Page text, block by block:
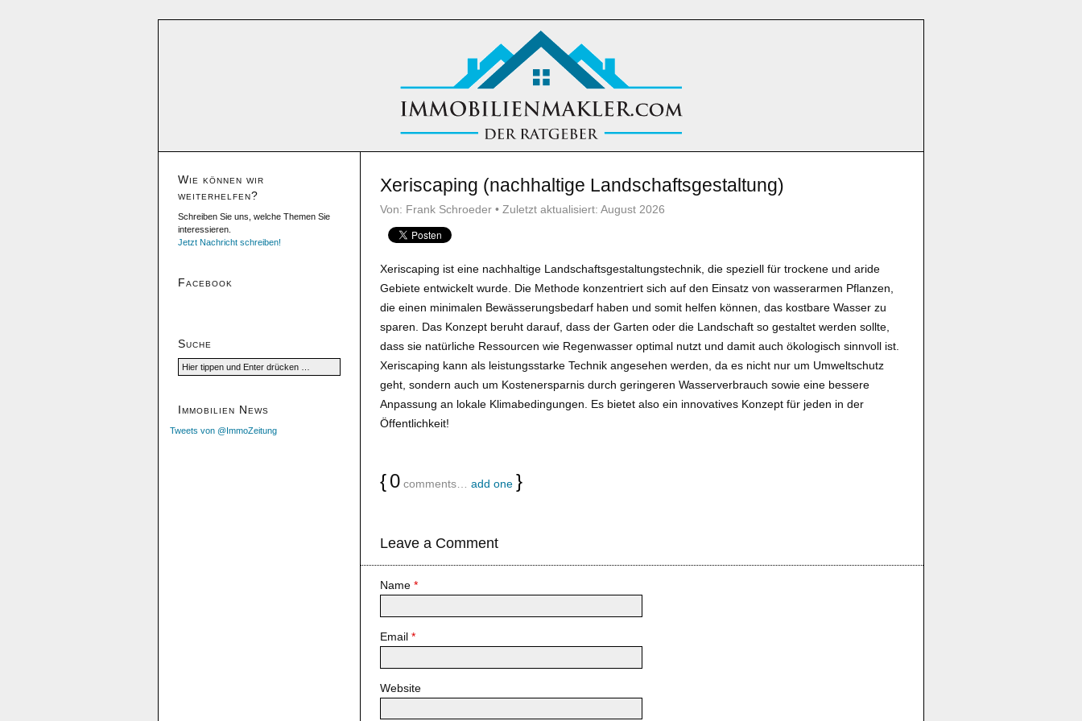
Xeriscaping (nachhaltige Landschaftsgestaltung)
Von: Frank Schroeder • Zuletzt aktualisiert: August 2026
Xeriscaping ist eine nachhaltige Landschaftsgestaltungstechnik, die speziell für trockene und aride
Gebiete entwickelt wurde. Die Methode konzentriert sich auf den Einsatz von wasserarmen Pflanzen,
die einen minimalen Bewässerungsbedarf haben und somit helfen können, das kostbare Wasser zu
sparen. Das Konzept beruht darauf, dass der Garten oder die Landschaft so gestaltet werden sollte,
dass sie natürliche Ressourcen wie Regenwasser optimal nutzt und damit auch ökologisch sinnvoll ist.
Xeriscaping kann als leistungsstarke Technik angesehen werden, da es nicht nur um Umweltschutz
geht, sondern auch um Kostenersparnis durch geringeren Wasserverbrauch sowie eine bessere
Anpassung an lokale Klimabedingungen. Es bietet also ein innovatives Konzept für jeden in der
Öffentlichkeit!
{0 comments… add one }
Leave a Comment
Name *
Email *
Website
Wie können wir
weiterhelfen?
Schreiben Sie uns, welche Themen Sie
interessieren.
Jetzt Nachricht schreiben!
Facebook
Suche
Immobilien News
Tweets von @ImmoZeitung